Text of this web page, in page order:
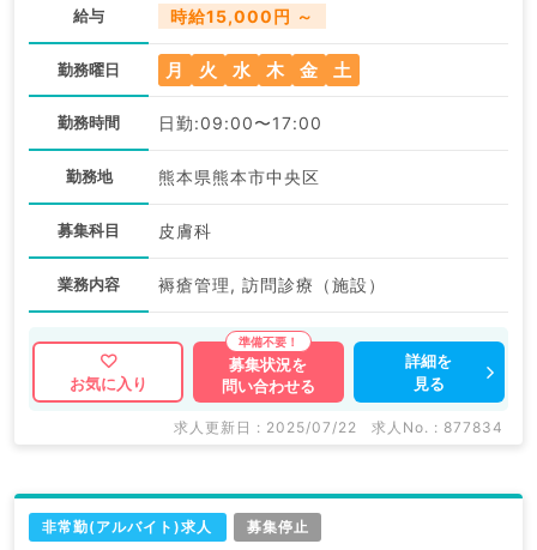
給与 時給15,000円 ～
勤務曜日 月 火 水 木 金 土
勤務時間 日勤:09:00〜17:00
勤務地 熊本県熊本市中央区
募集科目 皮膚科
業務内容 褥瘡管理, 訪問診療（施設）
お気に入り
募集状況を
問い合わせる
詳細を
見る
求人更新日 : 2025/07/22 求人No. : 877834
非常勤(アルバイト)求人 募集停止